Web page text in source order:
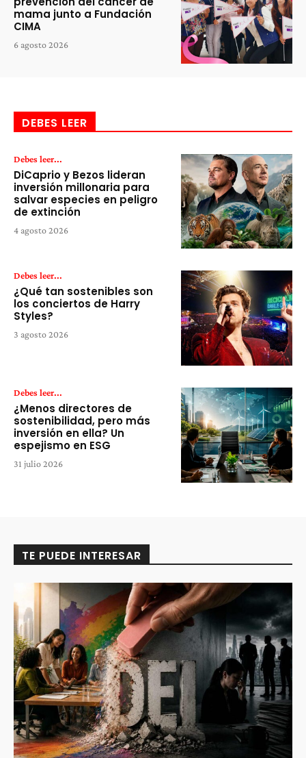
mama junto a Fundación
CIMA
6 agosto 2026
DEBES LEER
Debes leer...
DiCaprio y Bezos lideran
inversión millonaria para
salvar especies en peligro
de extinción
4 agosto 2026
Debes leer...
¿Qué tan sostenibles son
los conciertos de Harry
Styles?
3 agosto 2026
Debes leer...
¿Menos directores de
sostenibilidad, pero más
inversión en ella? Un
espejismo en ESG
31 julio 2026
TE PUEDE INTERESAR